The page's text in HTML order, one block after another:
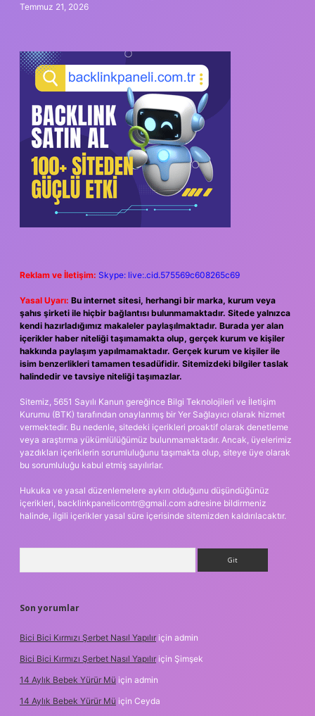
Temmuz 21, 2026
Reklam ve İletişim: Skype: live:.cid.575569c608265c69
Yasal Uyarı: Bu internet sitesi, herhangi bir marka, kurum veya
şahıs şirketi ile hiçbir bağlantısı bulunmamaktadır. Sitede yalnızca
kendi hazırladığımız makaleler paylaşılmaktadır. Burada yer alan
içerikler haber niteliği taşımamakta olup, gerçek kurum ve kişiler
hakkında paylaşım yapılmamaktadır. Gerçek kurum ve kişiler ile
isim benzerlikleri tamamen tesadüfidir. Sitemizdeki bilgiler taslak
halindedir ve tavsiye niteliği taşımazlar.
Sitemiz, 5651 Sayılı Kanun gereğince Bilgi Teknolojileri ve İletişim
Kurumu (BTK) tarafından onaylanmış bir Yer Sağlayıcı olarak hizmet
vermektedir. Bu nedenle, sitedeki içerikleri proaktif olarak denetleme
veya araştırma yükümlülüğümüz bulunmamaktadır. Ancak, üyelerimiz
yazdıkları içeriklerin sorumluluğunu taşımakta olup, siteye üye olarak
bu sorumluluğu kabul etmiş sayılırlar.
Hukuka ve yasal düzenlemelere aykırı olduğunu düşündüğünüz
içerikleri, backlinkpanelicomtr@gmail.com adresine bildirmeniz
halinde, ilgili içerikler yasal süre içerisinde sitemizden kaldırılacaktır.
Son yorumlar
Bici Bici Kırmızı Şerbet Nasıl Yapılır için admin
Bici Bici Kırmızı Şerbet Nasıl Yapılır için Şimşek
14 Aylık Bebek Yürür Mü için admin
14 Aylık Bebek Yürür Mü için Ceyda